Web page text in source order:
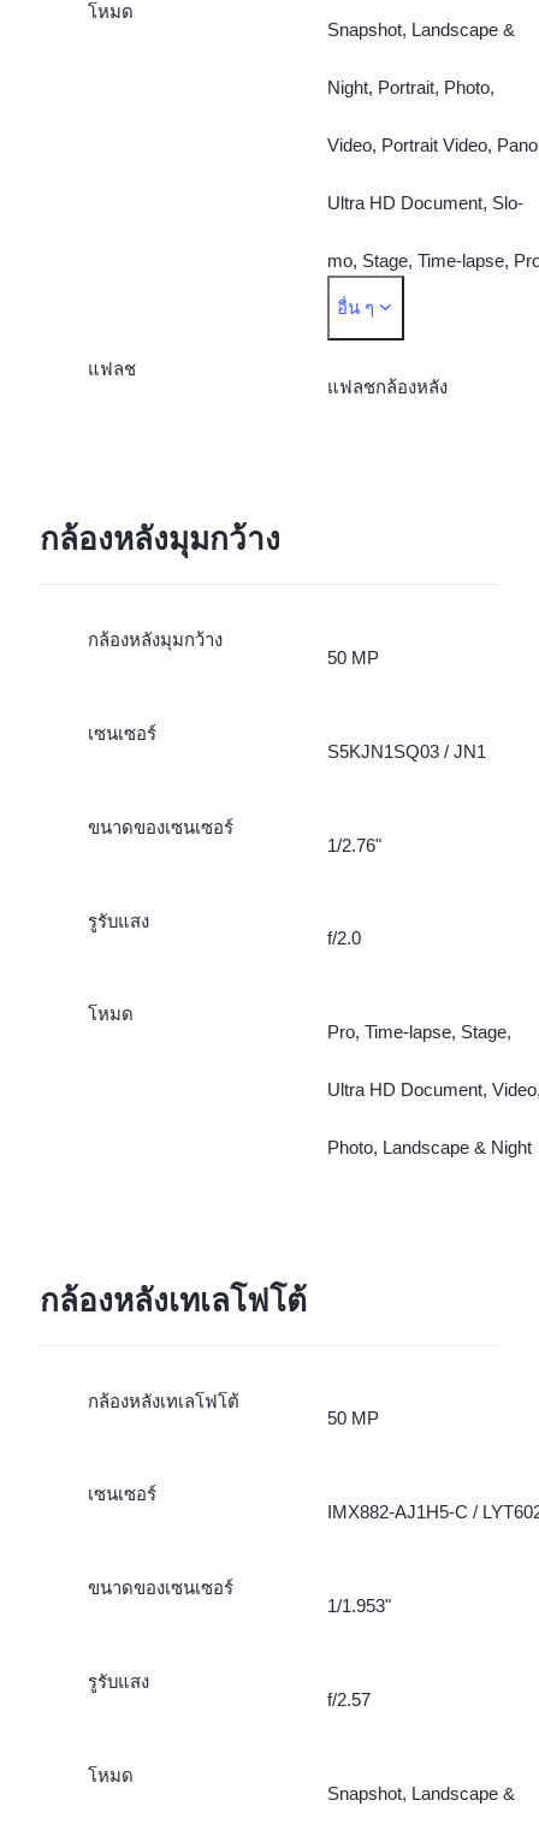
โหมด
Snapshot, Landscape &
Night, Portrait, Photo,
Video, Portrait Video,
Ultra HD Document, Slo-
mo, Stage, Time-lapse,
Food, Street Photography
อื่น ๆ
แฟลช
แฟลชกล้องหลัง
กล้องหลังมุมกว้าง
กล้องหลังมุมกว้าง
50 MP
เซนเซอร์
S5KJN1SQ03 / JN1
ขนาดของเซนเซอร์
1/2.76"
รูรับแสง
f/2.0
โหมด
Pro, Time-lapse, Stage,
Ultra HD Document,
Photo, Landscape & Night
กล้องหลังเทเลโฟโต้
กล้องหลังเทเลโฟโต้
50 MP
เซนเซอร์
IMX882-AJ1H5-C /
ขนาดของเซนเซอร์
1/1.953"
รูรับแสง
f/2.57
โหมด
Snapshot, Landscape &